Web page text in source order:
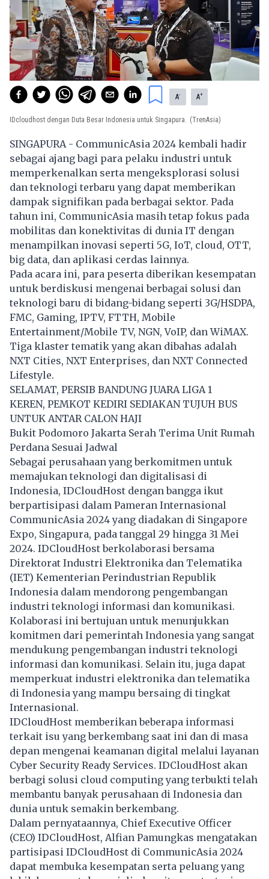
A- A+
IDcloudhost dengan Duta Besar Indonesia untuk Singapura. (TrenAsia)
SINGAPURA - CommunicAsia 2024 kembali hadir
sebagai ajang bagi para pelaku industri untuk
memperkenalkan serta mengeksplorasi solusi
dan teknologi terbaru yang dapat memberikan
dampak signifikan pada berbagai sektor. Pada
tahun ini, CommunicAsia masih tetap fokus pada
mobilitas dan konektivitas di dunia IT dengan
menampilkan inovasi seperti 5G, IoT, cloud, OTT,
big data, dan aplikasi cerdas lainnya.
Pada acara ini, para peserta diberikan kesempatan
untuk berdiskusi mengenai berbagai solusi dan
teknologi baru di bidang-bidang seperti 3G/HSDPA,
FMC, Gaming, IPTV, FTTH, Mobile
Entertainment/Mobile TV, NGN, VoIP, dan WiMAX.
Tiga klaster tematik yang akan dibahas adalah
NXT Cities, NXT Enterprises, dan NXT Connected
Lifestyle.
SELAMAT, PERSIB BANDUNG JUARA LIGA 1
KEREN, PEMKOT KEDIRI SEDIAKAN TUJUH BUS
UNTUK ANTAR CALON HAJI
Bukit Podomoro Jakarta Serah Terima Unit Rumah
Perdana Sesuai Jadwal
Sebagai perusahaan yang berkomitmen untuk
memajukan teknologi dan digitalisasi di
Indonesia, IDCloudHost dengan bangga ikut
berpartisipasi dalam Pameran Internasional
CommunicAsia 2024 yang diadakan di Singapore
Expo, Singapura, pada tanggal 29 hingga 31 Mei
2024. IDCloudHost berkolaborasi bersama
Direktorat Industri Elektronika dan Telematika
(IET) Kementerian Perindustrian Republik
Indonesia dalam mendorong pengembangan
industri teknologi informasi dan komunikasi.
Kolaborasi ini bertujuan untuk menunjukkan
komitmen dari pemerintah Indonesia yang sangat
mendukung pengembangan industri teknologi
informasi dan komunikasi. Selain itu, juga dapat
memperkuat industri elektronika dan telematika
di Indonesia yang mampu bersaing di tingkat
Internasional.
IDCloudHost memberikan beberapa informasi
terkait isu yang berkembang saat ini dan di masa
depan mengenai keamanan digital melalui layanan
Cyber Security Ready Services. IDCloudHost akan
berbagi solusi cloud computing yang terbukti telah
membantu banyak perusahaan di Indonesia dan
dunia untuk semakin berkembang.
Dalam pernyataannya, Chief Executive Officer
(CEO) IDCloudHost, Alfian Pamungkas mengatakan
partisipasi IDCloudHost di CommunicAsia 2024
dapat membuka kesempatan serta peluang yang